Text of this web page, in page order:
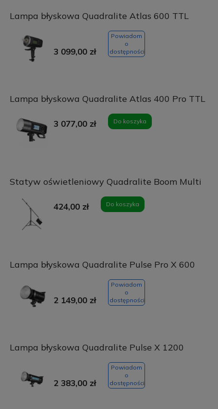
Lampa błyskowa Quadralite Atlas 600 TTL
3 099,00 zł
Powiadom
o
dostępności
Lampa błyskowa Quadralite Atlas 400 Pro TTL
3 077,00 zł Do koszyka
Statyw oświetleniowy Quadralite Boom Multi
424,00 zł Do koszyka
Lampa błyskowa Quadralite Pulse Pro X 600
2 149,00 zł
Powiadom
o
dostępności
Lampa błyskowa Quadralite Pulse X 1200
2 383,00 zł
Powiadom
o
dostępności